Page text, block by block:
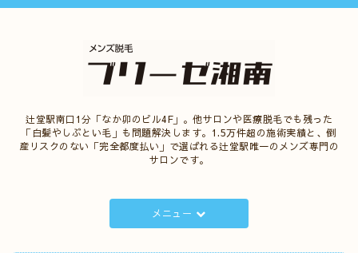
辻堂駅南口1分「なか卯のビル4F」。他サロンや医療脱毛でも残った
「白髪やしぶとい毛」も問題解決します。1.5万件超の施術実績と、倒
産リスクのない「完全都度払い」で選ばれる辻堂駅唯一のメンズ専門の
サロンです。
メニュー